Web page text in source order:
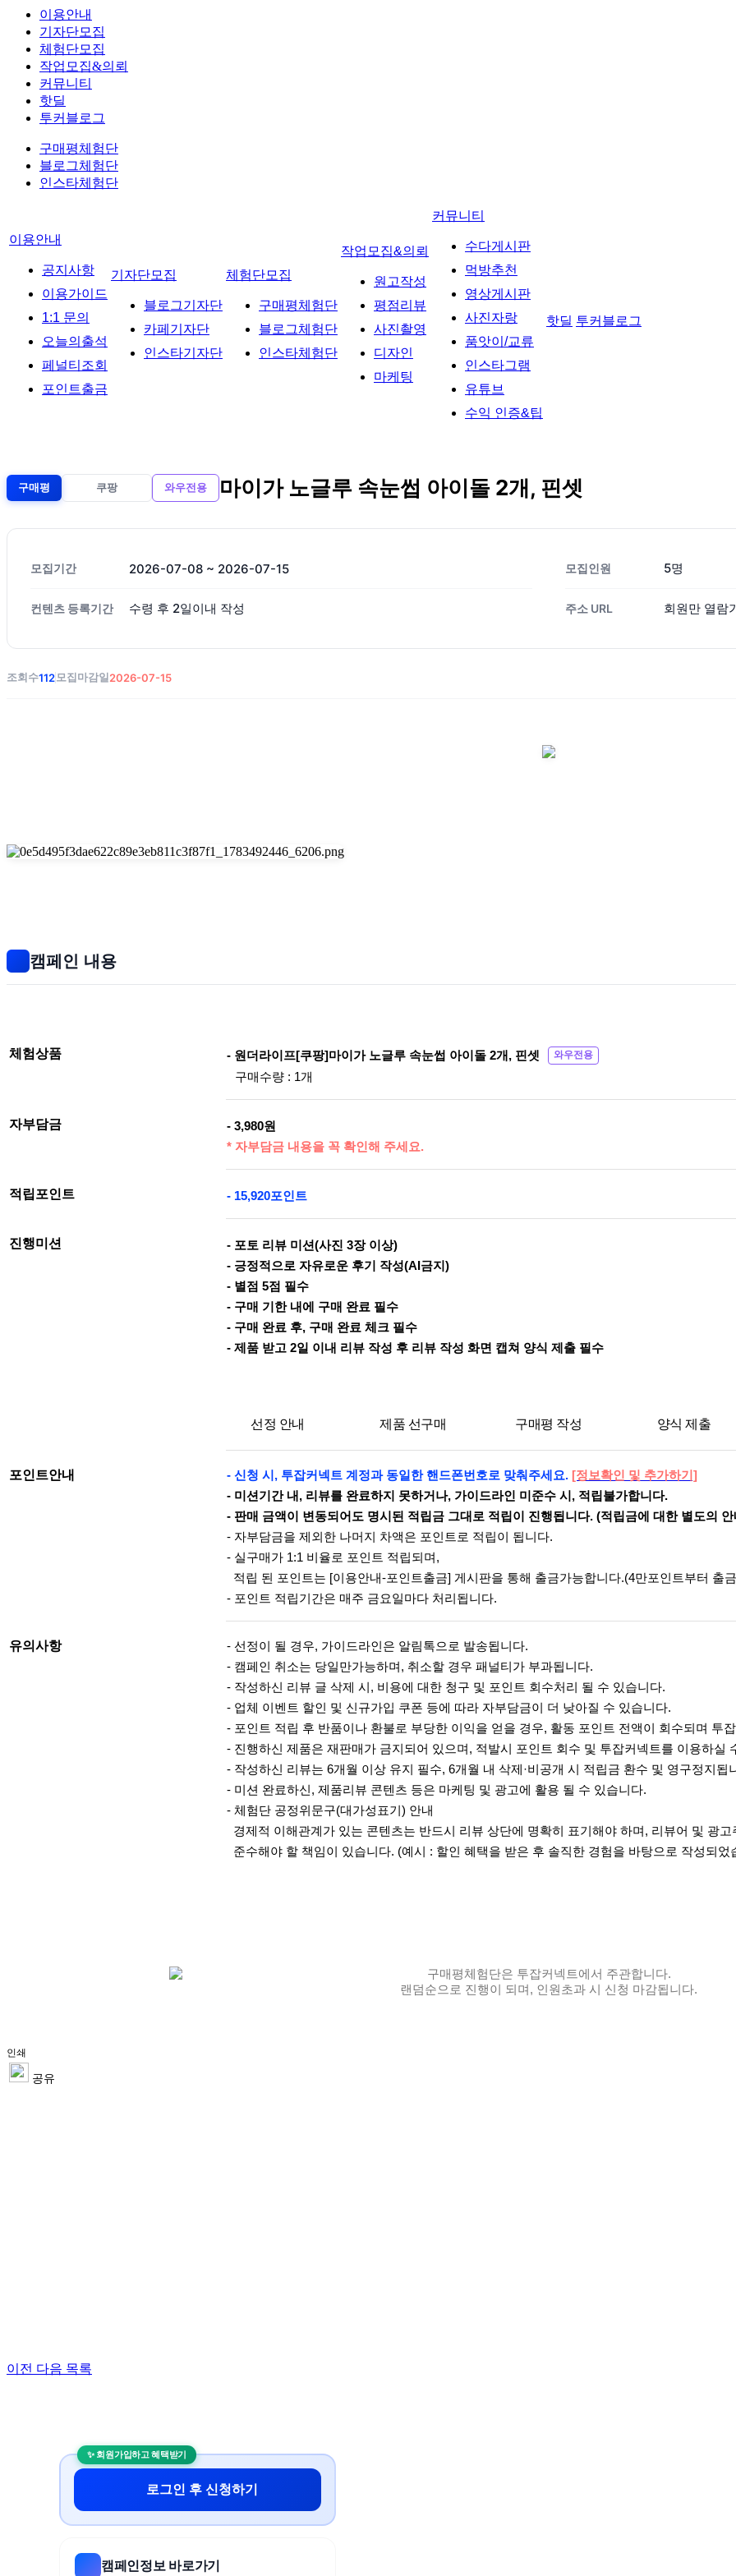
이용안내
기자단모집
체험단모집
작업모집&의뢰
커뮤니티
핫딜
투커블로그
구매평체험단
블로그체험단
인스타체험단
이용안내
공지사항
이용가이드
1:1 문의
오늘의출석
페널티조회
포인트출금
기자단모집
블로그기자단
카페기자단
인스타기자단
체험단모집
구매평체험단
블로그체험단
인스타체험단
작업모집&의뢰
원고작성
평점리뷰
사진촬영
디자인
마케팅
커뮤니티
수다게시판
먹방추천
영상게시판
사진자랑
품앗이/교류
인스타그램
유튜브
수익 인증&팁
핫딜 투커블로그
구매평 쿠팡 와우전용 마이가 노글루 속눈썹 아이돌 2개, 핀셋
모집기간 2026-07-08 ~ 2026-07-15 모집인원 5명
컨텐츠 등록기간 수령 후 2일이내 작성 주소 URL 회원만 열람
조회수112모집마감일2026-07-15
캠페인 내용
체험상품 - 원더라이프[쿠팡]마이가 노글루 속눈썹 아이돌 2개, 핀셋 와우전용
구매수량 : 1개
자부담금
- 3,980원
* 자부담금 내용을 꼭 확인해 주세요.
적립포인트 - 15,920포인트
진행미션
- 포토 리뷰 미션(사진 3장 이상)
- 긍정적으로 자유로운 후기 작성(AI금지)
- 별점 5점 필수
- 구매 기한 내에 구매 완료 필수
- 구매 완료 후, 구매 완료 체크 필수
- 제품 받고 2일 이내 리뷰 작성 후 리뷰 작성 화면 캡쳐 양식 제출 필수
선정 안내 제품 선구매 구매평 작성 양식 제출
포인트안내 - 신청 시, 투잡커넥트 계정과 동일한 핸드폰번호로 맞춰주세요. [정보확인 및 추가하기]
- 미션기간 내, 리뷰를 완료하지 못하거나, 가이드라인 미준수 시, 적립불가합니다.
- 판매 금액이 변동되어도 명시된 적립금 그대로 적립이 진행됩니다. (적립금에 대한 별도의
- 자부담금을 제외한 나머지 차액은 포인트로 적립이 됩니다.
- 실구매가 1:1 비율로 포인트 적립되며,
적립 된 포인트는 [이용안내-포인트출금] 게시판을 통해 출금가능합니다.(4만포인트부터 출
- 포인트 적립기간은 매주 금요일마다 처리됩니다.
유의사항
- 선정이 될 경우, 가이드라인은 알림톡으로 발송됩니다.
- 캠페인 취소는 당일만가능하며, 취소할 경우 패널티가 부과됩니다.
- 작성하신 리뷰 글 삭제 시, 비용에 대한 청구 및 포인트 회수처리 될 수 있습니다.
- 업체 이벤트 할인 및 신규가입 쿠폰 등에 따라 자부담금이 더 낮아질 수 있습니다.
- 포인트 적립 후 반품이나 환불로 부당한 이익을 얻을 경우, 활동 포인트 전액이 회수되며 투
- 진행하신 제품은 재판매가 금지되어 있으며, 적발시 포인트 회수 및 투잡커넥트를 이용하실
- 작성하신 리뷰는 6개월 이상 유지 필수, 6개월 내 삭제·비공개 시 적립금 환수 및 영구정지됩
- 미션 완료하신, 제품리뷰 콘텐츠 등은 마케팅 및 광고에 활용 될 수 있습니다.
- 체험단 공정위문구(대가성표기) 안내
경제적 이해관계가 있는 콘텐츠는 반드시 리뷰 상단에 명확히 표기해야 하며, 리뷰어 및 광
준수해야 할 책임이 있습니다. (예시 : 할인 혜택을 받은 후 솔직한 경험을 바탕으로 작성되었
구매평체험단은 투잡커넥트에서 주관합니다.
랜덤순으로 진행이 되며, 인원초과 시 신청 마감됩니다.
인쇄
공유
이전 다음 목록
로그인 후 신청하기
캠페인정보 바로가기